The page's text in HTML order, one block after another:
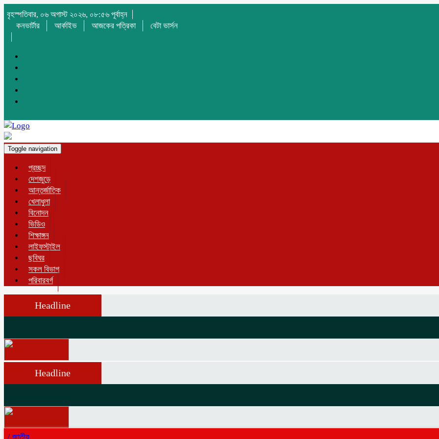
বৃহস্পতিবার, ০৬ অগাস্ট ২০২৬, ০৮:৫৬ পূর্বাহ্ন
কনভার্টার
আর্কাইভ আজকের পত্রিকা বেটা ভার্সন
Toggle navigation
প্রচ্ছদ
দেশজুড়ে
আন্তর্জাতিক
খেলাধুলা
বিনোদন
ভিডিও
শিক্ষাঙ্গন
লাইফস্টাইল
ছবিঘর
সকল বিভাগ
পরিবারবর্গ
Headline
Headline
/ জাতীয়